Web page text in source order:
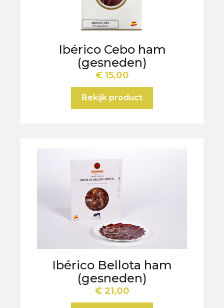
Ibérico Cebo ham
(gesneden)
€15,00
Bekijk product
Ibérico Bellota ham
(gesneden)
€21,00